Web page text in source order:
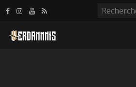
Panneau de gestion des cookies